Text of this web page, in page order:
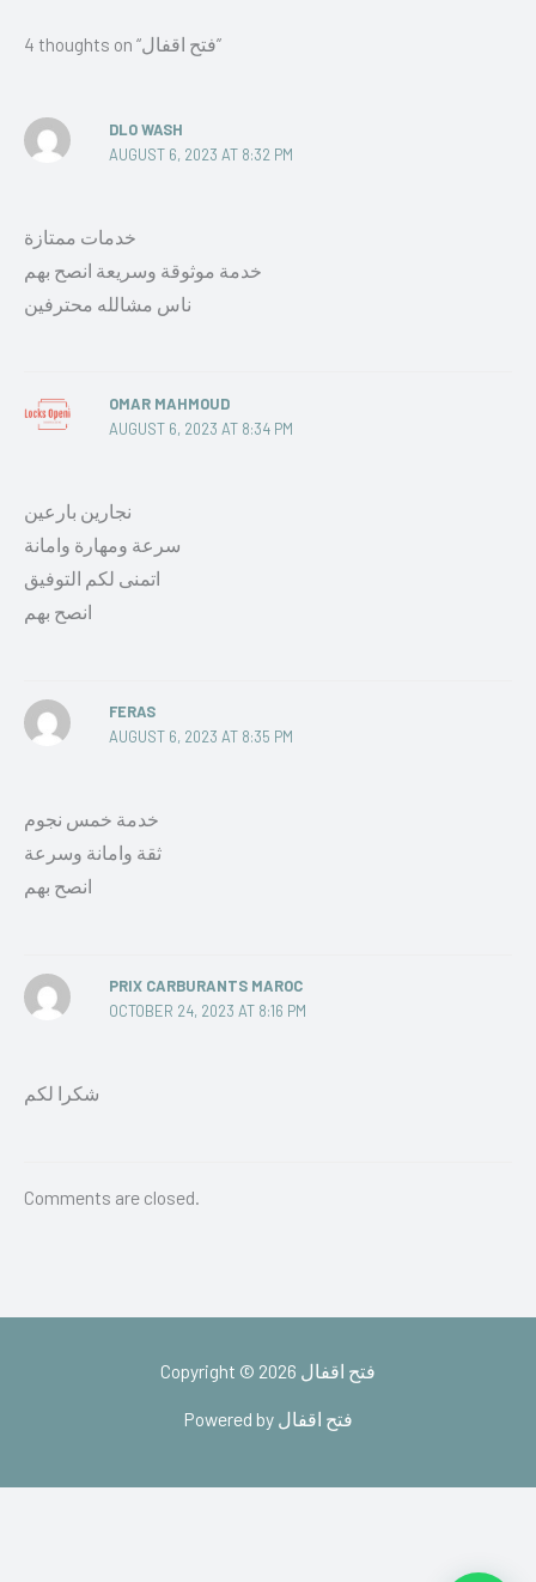
4 thoughts on “فتح اقفال”
DLO WASH
AUGUST 6, 2023 AT 8:32 PM
خدمات ممتازة
خدمة موثوقة وسريعة انصح بهم
ناس مشالله محترفين
OMAR MAHMOUD
AUGUST 6, 2023 AT 8:34 PM
نجارين بارعين
سرعة ومهارة وامانة
اتمنى لكم التوفيق
انصح بهم
FERAS
AUGUST 6, 2023 AT 8:35 PM
خدمة خمس نجوم
ثقة وامانة وسرعة
انصح بهم
PRIX CARBURANTS MAROC
OCTOBER 24, 2023 AT 8:16 PM
شكرا لكم
Comments are closed.
Copyright © 2026 فتح اقفال
Powered by فتح اقفال